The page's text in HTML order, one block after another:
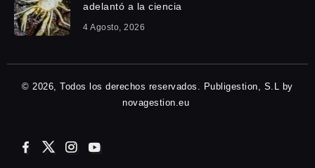
adelantó a la ciencia
4 Agosto, 2026
© 2026, Todos los derechos reservados. Publigestion, S.L by
novagestion.eu